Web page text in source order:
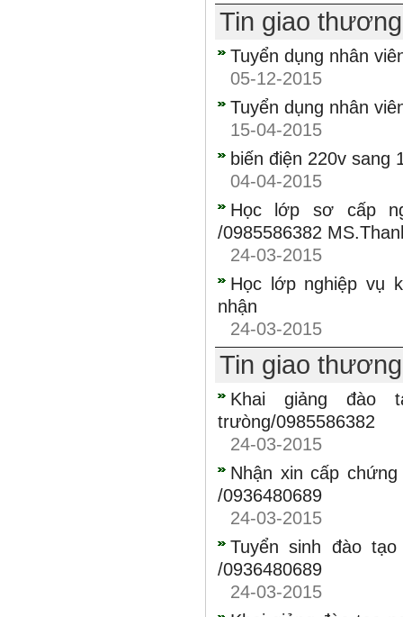
Tin giao
Tuyển dụng nhân
05-12-2015
Tuyển dụng nhân
15-04-2015
biến điện 220v sang
04-04-2015
Học lớp sơ cấp
/0985586382
24-03-2015
Học lớp nghiệp vụ
nhận
24-03-2015
Tin giao
Khai giảng đào
trưòng/0985586382
24-03-2015
Nhận xin cấp
/0936480689
24-03-2015
Tuyển sinh đào
/0936480689
24-03-2015